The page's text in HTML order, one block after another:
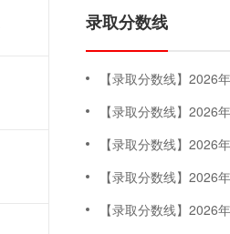
录取分数线
【录取分数线】2026年专科
【录取分数线】2026
【录取分数线】2026
【录取分数线】2026
【录取分数线】2026